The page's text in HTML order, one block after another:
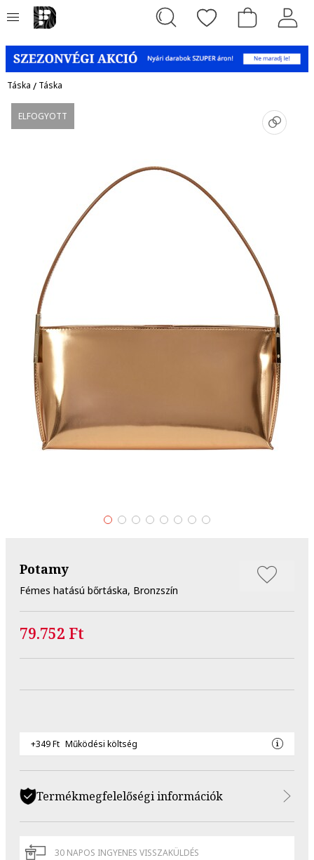
Táska / Táska
ELFOGYOTT
Potamy
Fémes hatású bőrtáska, Bronzszín
79.752 Ft
+349 Ft Működési költség
Termékmegfelelőségi információk
30 NAPOS INGYENES VISSZAKÜLDÉS